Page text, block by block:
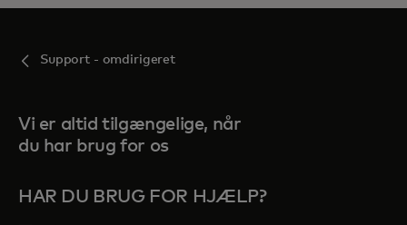
Support - omdirigeret
Vi er altid tilgængelige, når
du har brug for os
HAR DU BRUG FOR HJÆLP?